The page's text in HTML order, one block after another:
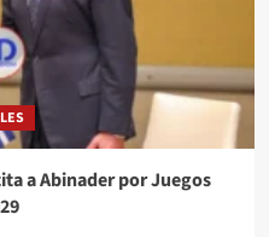
a Abinader por Juegos